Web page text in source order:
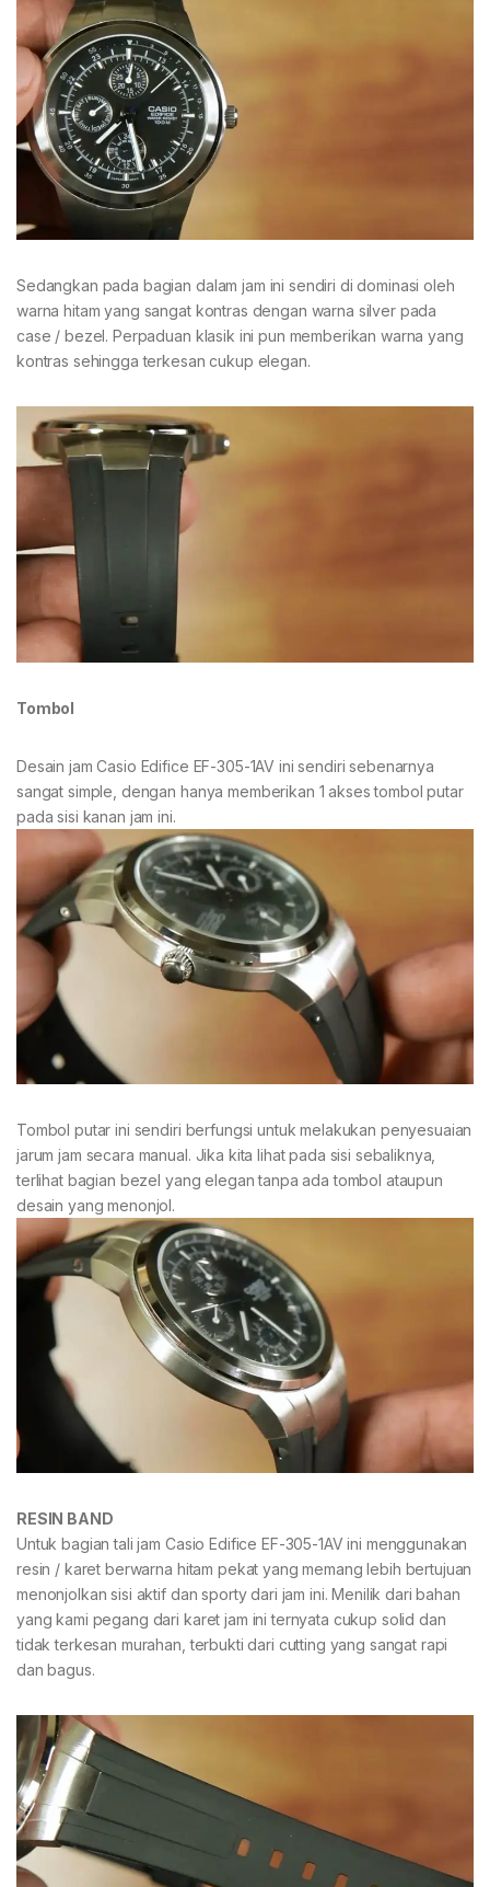
Sedangkan pada bagian dalam jam ini sendiri di dominasi oleh
warna hitam yang sangat kontras dengan warna silver pada
case / bezel. Perpaduan klasik ini pun memberikan warna yang
kontras sehingga terkesan cukup elegan.
Tombol
Desain jam Casio Edifice EF-305-1AV ini sendiri sebenarnya
sangat simple, dengan hanya memberikan 1 akses tombol putar
pada sisi kanan jam ini.
Tombol putar ini sendiri berfungsi untuk melakukan penyesuaian
jarum jam secara manual. Jika kita lihat pada sisi sebaliknya,
terlihat bagian bezel yang elegan tanpa ada tombol ataupun
desain yang menonjol.
RESIN BAND
Untuk bagian tali jam Casio Edifice EF-305-1AV ini menggunakan
resin / karet berwarna hitam pekat yang memang lebih bertujuan
menonjolkan sisi aktif dan sporty dari jam ini. Menilik dari bahan
yang kami pegang dari karet jam ini ternyata cukup solid dan
tidak terkesan murahan, terbukti dari cutting yang sangat rapi
dan bagus.